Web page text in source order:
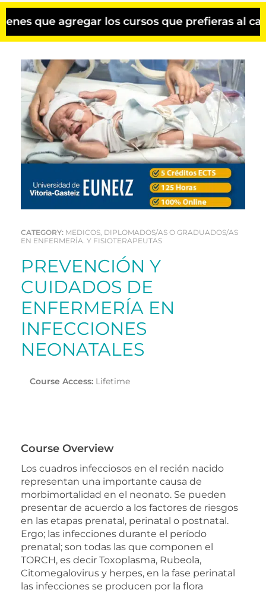
que agregar los cursos que prefieras al
CATEGORY: MEDICOS, DIPLOMADOS/AS O GRADUADOS/AS
EN ENFERMERÍA. Y FISIOTERAPEUTAS
PREVENCIÓN Y
CUIDADOS DE
ENFERMERÍA EN
INFECCIONES
NEONATALES
Course Access: Lifetime
Course Overview
Los cuadros infecciosos en el recién nacido
representan una importante causa de
morbimortalidad en el neonato. Se pueden
presentar de acuerdo a los factores de riesgos
en las etapas prenatal, perinatal o postnatal.
Ergo; las infecciones durante el período
prenatal; son todas las que componen el
TORCH, es decir Toxoplasma, Rubeola,
Citomegalovirus y herpes, en la fase perinatal
las infecciones se producen por la flora